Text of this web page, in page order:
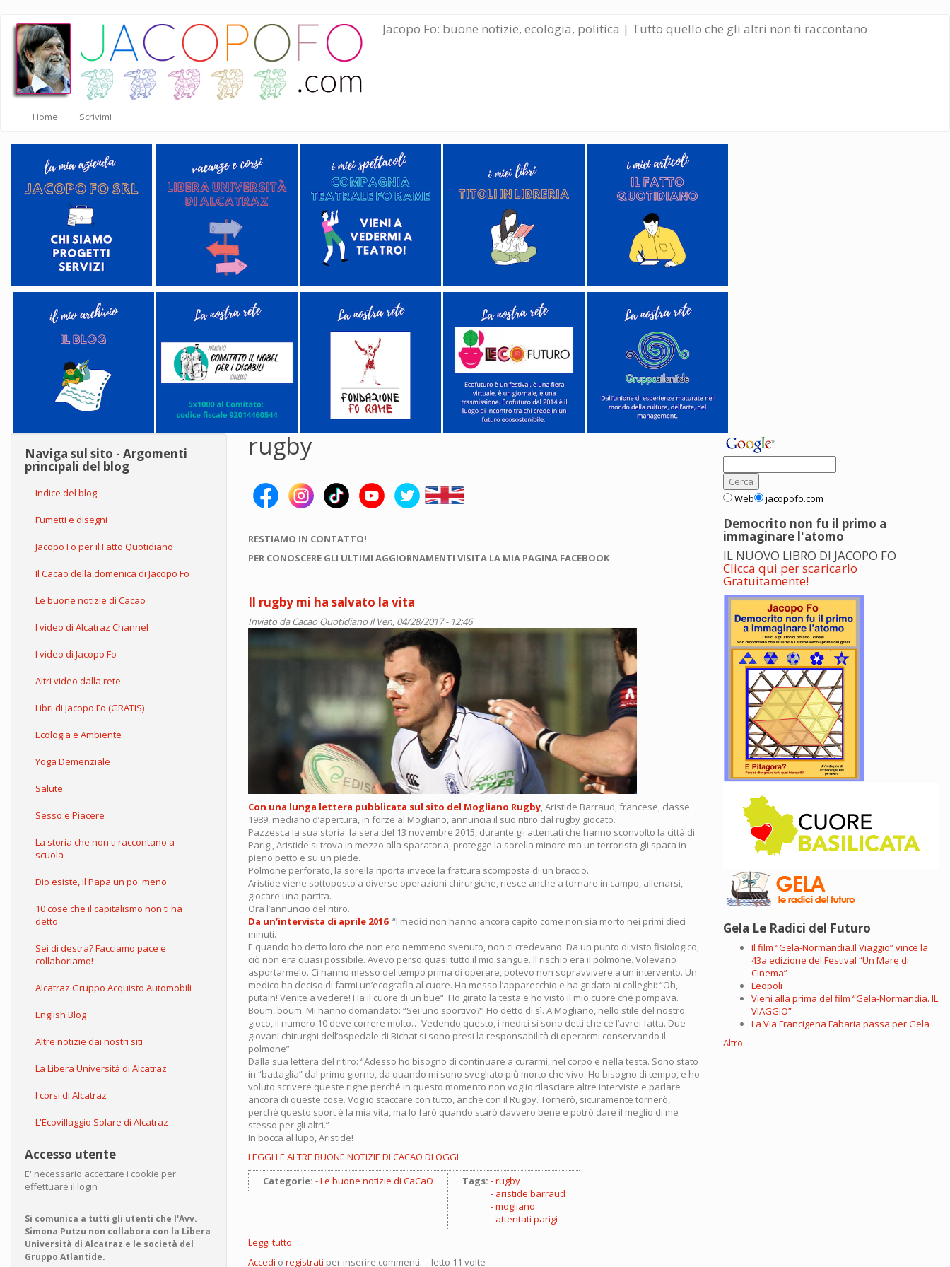
Salta
contenuto
principale
Jacopo Fo: buone notizie, ecologia, politica | Tutto quello che gli altri non ti raccontano
Home Scrivimi
Naviga sul sito - Argomenti
principali del blog
Indice del blog
Fumetti e disegni
Jacopo Fo per il Fatto Quotidiano
Il Cacao della domenica di Jacopo Fo
Le buone notizie di Cacao
I video di Alcatraz Channel
I video di Jacopo Fo
Altri video dalla rete
Libri di Jacopo Fo (GRATIS)
Ecologia e Ambiente
Yoga Demenziale
Salute
Sesso e Piacere
La storia che non ti raccontano a
scuola
Dio esiste, il Papa un po' meno
10 cose che il capitalismo non ti ha
detto
Sei di destra? Facciamo pace e
collaboriamo!
Alcatraz Gruppo Acquisto Automobili
English Blog
Altre notizie dai nostri siti
La Libera Università di Alcatraz
I corsi di Alcatraz
L'Ecovillaggio Solare di Alcatraz
Accesso utente
E' necessario accettare i cookie per
effettuare il login
Si comunica a tutti gli utenti che l'Avv.
Simona Putzu non collabora con la Libera
Università di Alcatraz e le società del
Gruppo Atlantide.
rugby
RESTIAMO IN CONTATTO!
PER CONOSCERE GLI ULTIMI AGGIORNAMENTI VISITA LA MIA PAGINA FACEBOOK
Il rugby mi ha salvato la vita
Inviato daCacao Quotidiano il Ven, 04/28/2017 - 12:46
Con una lunga lettera pubblicata sul sito del Mogliano Rugby, Aristide Barraud, francese, classe
1989, mediano d’apertura, in forze al Mogliano, annuncia il suo ritiro dal rugby giocato.
Pazzesca la sua storia: la sera del 13 novembre 2015, durante gli attentati che hanno sconvolto la città di
Parigi, Aristide si trova in mezzo alla sparatoria, protegge la sorella minore ma un terrorista gli spara in
pieno petto e su un piede.
Polmone perforato, la sorella riporta invece la frattura scomposta di un braccio.
Aristide viene sottoposto a diverse operazioni chirurgiche, riesce anche a tornare in campo, allenarsi,
giocare una partita.
Ora l’annuncio del ritiro.
Da un’intervista di aprile 2016: “I medici non hanno ancora capito come non sia morto nei primi dieci
minuti.
E quando ho detto loro che non ero nemmeno svenuto, non ci credevano. Da un punto di visto fisiologico,
ciò non era quasi possibile. Avevo perso quasi tutto il mio sangue. Il rischio era il polmone. Volevano
asportarmelo. Ci hanno messo del tempo prima di operare, potevo non sopravvivere a un intervento. Un
medico ha deciso di farmi un’ecografia al cuore. Ha messo l’apparecchio e ha gridato ai colleghi: “Oh,
putain! Venite a vedere! Ha il cuore di un bue“. Ho girato la testa e ho visto il mio cuore che pompava.
Boum, boum. Mi hanno domandato: “Sei uno sportivo?” Ho detto di sì. A Mogliano, nello stile del nostro
gioco, il numero 10 deve correre molto… Vedendo questo, i medici si sono detti che ce l’avrei fatta. Due
giovani chirurghi dell’ospedale di Bichat si sono presi la responsabilità di operarmi conservando il
polmone”.
Dalla sua lettera del ritiro: “Adesso ho bisogno di continuare a curarmi, nel corpo e nella testa. Sono stato
in “battaglia” dal primo giorno, da quando mi sono svegliato più morto che vivo. Ho bisogno di tempo, e ho
voluto scrivere queste righe perché in questo momento non voglio rilasciare altre interviste e parlare
ancora di queste cose. Voglio staccare con tutto, anche con il Rugby. Tornerò, sicuramente tornerò,
perché questo sport è la mia vita, ma lo farò quando starò davvero bene e potrò dare il meglio di me
stesso per gli altri.”
In bocca al lupo, Aristide!
LEGGI LE ALTRE BUONE NOTIZIE DI CACAO DI OGGI
Categorie:
Le buone notizie di CaCaO Tags:
rugby
aristide barraud
mogliano
attentati parigi
Leggi tutto
Accedi o registrati per inserire commenti. letto 11 volte
Web jacopofo.com
Democrito non fu il primo a
immaginare l'atomo
IL NUOVO LIBRO DI JACOPO FO
Clicca qui per scaricarlo
Gratuitamente!
Gela Le Radici del Futuro
Il film “Gela-Normandia.Il Viaggio” vince la
43a edizione del Festival “Un Mare di
Cinema”
Leopoli
Vieni alla prima del film “Gela-Normandia. IL
VIAGGIO”
La Via Francigena Fabaria passa per Gela
Altro